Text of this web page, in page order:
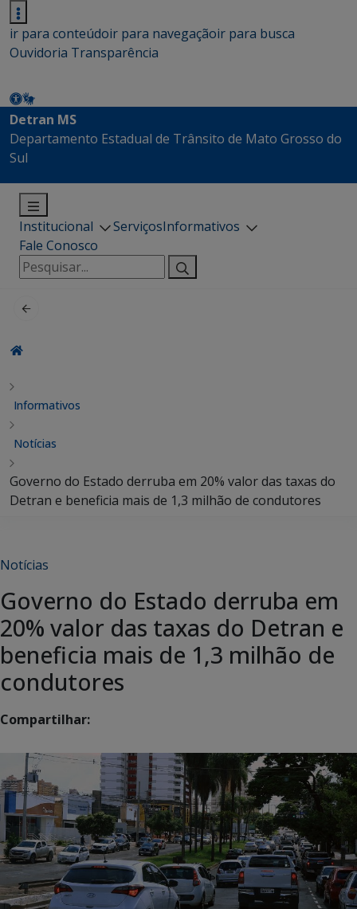
ir para conteúdoir para navegaçãoir para busca
Ouvidoria Transparência
Detran MS
Departamento Estadual de Trânsito de Mato Grosso do
Sul
Institucional ServiçosInformativos
Fale Conosco
Pesquisar
por:
Informativos
Notícias
Governo do Estado derruba em 20% valor das taxas do
Detran e beneficia mais de 1,3 milhão de condutores
Notícias
Governo do Estado derruba em
20% valor das taxas do Detran e
beneficia mais de 1,3 milhão de
condutores
Compartilhar: